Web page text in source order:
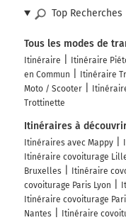
Top Recherches
Tous les modes de
Itinéraire Itinéraire
en Commun
Itinéraire
Moto / Scooter
Trottinette
Itinéraires à
Itinéraires avec Mappy
Itinéraire covoiturage
Bruxelles
Itinéraire
covoiturage Paris Lyon
Itinéraire covoiturage
Nantes
Itinéraire